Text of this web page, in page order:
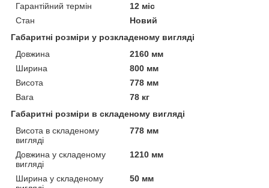
Гарантійний термін
12 міс
Стан
Новий
Габаритні розміри у розкладеному вигляді
Довжина
2160 мм
Ширина
800 мм
Висота
778 мм
Вага
78 кг
Габаритні розміри в складеному вигляді
Висота в складеному
вигляді
778 мм
Довжина у складеному
вигляді
1210 мм
Ширина у складеному
50 мм